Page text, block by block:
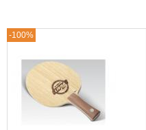
-100%